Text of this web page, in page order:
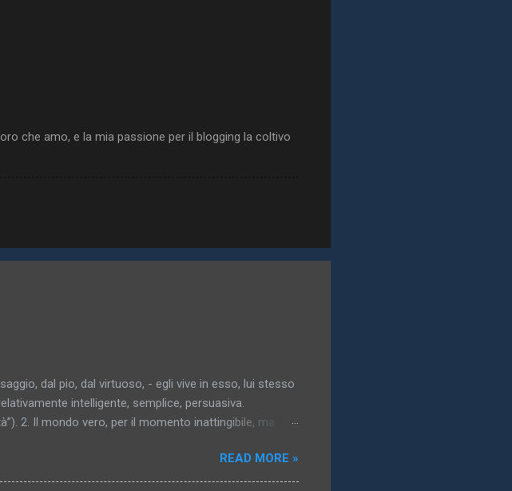
che amo, e la mia passione per il blogging la coltivo
dal pio, dal virtuoso, - egli vive in esso, lui stesso
intelligente, semplice, persuasiva.
2. Il mondo vero, per il momento inattingibile, ma
diventa donna, si cristallizza..). 3. Il mondo vero,
in quanto pensato una consolazione, un obbligo, un
READ MORE »